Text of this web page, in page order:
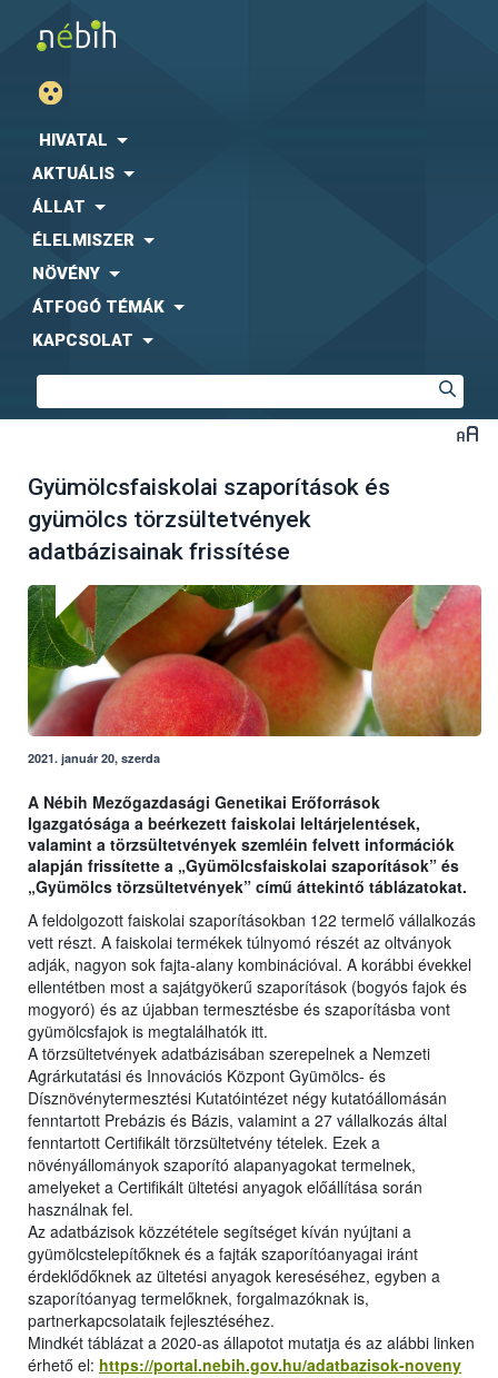
HIVATAL
AKTUÁLIS
ÁLLAT
ÉLELMISZER
NÖVÉNY
ÁTFOGÓ TÉMÁK
KAPCSOLAT
Gyümölcsfaiskolai szaporítások és
gyümölcs törzsültetvények
adatbázisainak frissítése
2021. január 20, szerda
A Nébih Mezőgazdasági Genetikai Erőforrások
Igazgatósága a beérkezett faiskolai leltárjelentések,
valamint a törzsültetvények szemléin felvett információk
alapján frissítette a „Gyümölcsfaiskolai szaporítások” és
„Gyümölcs törzsültetvények” című áttekintő táblázatokat.
A feldolgozott faiskolai szaporításokban 122 termelő vállalkozás
vett részt. A faiskolai termékek túlnyomó részét az oltványok
adják, nagyon sok fajta-alany kombinációval. A korábbi évekkel
ellentétben most a sajátgyökerű szaporítások (bogyós fajok és
mogyoró) és az újabban termesztésbe és szaporításba vont
gyümölcsfajok is megtalálhatók itt.
A törzsültetvények adatbázisában szerepelnek a Nemzeti
Agrárkutatási és Innovációs Központ Gyümölcs- és
Dísznövénytermesztési Kutatóintézet négy kutatóállomásán
fenntartott Prebázis és Bázis, valamint a 27 vállalkozás által
fenntartott Certifikált törzsültetvény tételek. Ezek a
növényállományok szaporító alapanyagokat termelnek,
amelyeket a Certifikált ültetési anyagok előállítása során
használnak fel.
Az adatbázisok közzététele segítséget kíván nyújtani a
gyümölcstelepítőknek és a fajták szaporítóanyagai iránt
érdeklődőknek az ültetési anyagok kereséséhez, egyben a
szaporítóanyag termelőknek, forgalmazóknak is,
partnerkapcsolataik fejlesztéséhez.
Mindkét táblázat a 2020-as állapotot mutatja és az alábbi linken
érhető el: https://portal.nebih.gov.hu/adatbazisok-noveny